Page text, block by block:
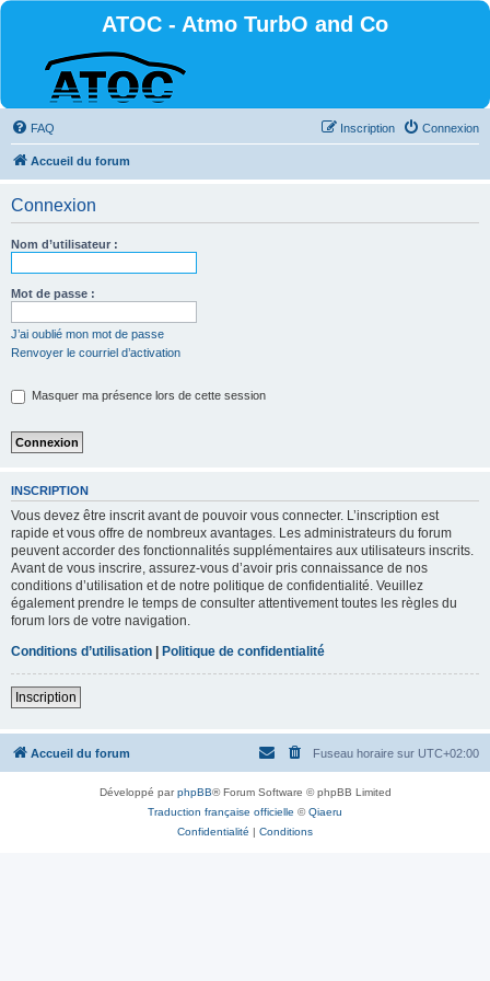
ATOC - Atmo TurbO and Co
FAQ Connexion
Inscription
Accueil du forum
Connexion
Nom d’utilisateur :
Mot de passe :
J’ai oublié mon mot de passe
Renvoyer le courriel d’activation
Masquer ma présence lors de cette session
INSCRIPTION
Vous devez être inscrit avant de pouvoir vous connecter. L’inscription est
rapide et vous offre de nombreux avantages. Les administrateurs du forum
peuvent accorder des fonctionnalités supplémentaires aux utilisateurs inscrits.
Avant de vous inscrire, assurez-vous d’avoir pris connaissance de nos
conditions d’utilisation et de notre politique de confidentialité. Veuillez
également prendre le temps de consulter attentivement toutes les règles du
forum lors de votre navigation.
Conditions d’utilisation
Politique de confidentialité
Inscription
Accueil du forum Fuseau horaire sur UTC+02:00
Développé parphpBB® Forum Software © phpBB Limited
Traduction française officielle ©Qiaeru
Confidentialité | Conditions